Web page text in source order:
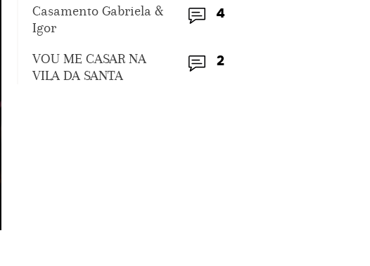
4
Casamento Gabriela &
Igor
2
VOU ME CASAR NA
VILA DA SANTA